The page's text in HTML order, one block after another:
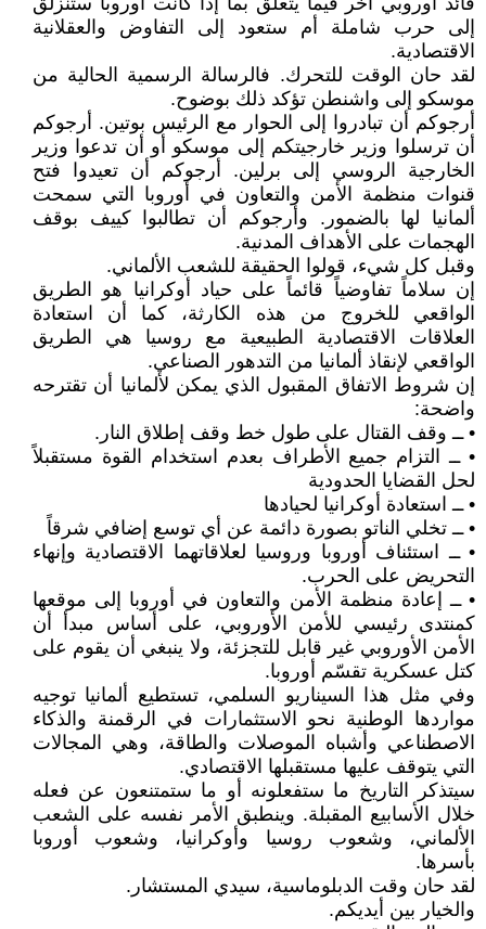
إلى حرب شاملة أم ستعود إلى التفاوض والعقلانية
الاقتصادية.
لقد حان الوقت للتحرك. فالرسالة الرسمية الحالية من
موسكو إلى واشنطن تؤكد ذلك بوضوح.
أرجوكم أن تبادروا إلى الحوار مع الرئيس بوتين. أرجوكم
أن ترسلوا وزير خارجيتكم إلى موسكو أو أن تدعوا وزير
الخارجية الروسي إلى برلين. أرجوكم أن تعيدوا فتح
قنوات منظمة الأمن والتعاون في أوروبا التي سمحت
ألمانيا لها بالضمور. وأرجوكم أن تطالبوا كييف بوقف
الهجمات على الأهداف المدنية.
وقبل كل شيء، قولوا الحقيقة للشعب الألماني.
إن سلاماً تفاوضياً قائماً على حياد أوكرانيا هو الطريق
الواقعي للخروج من هذه الكارثة، كما أن استعادة
العلاقات الاقتصادية الطبيعية مع روسيا هي الطريق
الواقعي لإنقاذ ألمانيا من التدهور الصناعي.
إن شروط الاتفاق المقبول الذي يمكن لألمانيا أن تقترحه
واضحة:
• ــ وقف القتال على طول خط وقف إطلاق النار.
• ــ التزام جميع الأطراف بعدم استخدام القوة مستقبلاً
لحل القضايا الحدودية
• ــ استعادة أوكرانيا لحيادها
• ــ تخلي الناتو بصورة دائمة عن أي توسع إضافي شرقاً
• ــ استئناف أوروبا وروسيا لعلاقاتهما الاقتصادية وإنهاء
التحريض على الحرب.
• ــ إعادة منظمة الأمن والتعاون في أوروبا إلى موقعها
كمنتدى رئيسي للأمن الأوروبي، على أساس مبدأ أن
الأمن الأوروبي غير قابل للتجزئة، ولا ينبغي أن يقوم على
كتل عسكرية تقسّم أوروبا.
وفي مثل هذا السيناريو السلمي، تستطيع ألمانيا توجيه
مواردها الوطنية نحو الاستثمارات في الرقمنة والذكاء
الاصطناعي وأشباه الموصلات والطاقة، وهي المجالات
التي يتوقف عليها مستقبلها الاقتصادي.
سيتذكر التاريخ ما ستفعلونه أو ما ستمتنعون عن فعله
خلال الأسابيع المقبلة. وينطبق الأمر نفسه على الشعب
الألماني، وشعوب روسيا وأوكرانيا، وشعوب أوروبا
بأسرها.
لقد حان وقت الدبلوماسية، سيدي المستشار.
والخيار بين أيديكم.